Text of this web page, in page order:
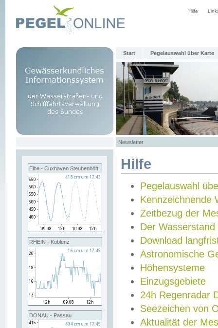
Hilfe
Start Pegelauswahl über Karte
Newsletter
Elbe - Cuxhaven Steubenhöft
RHEIN - Koblenz
DONAU - Passau
Hilfe
Pegelauswahl
Kennzeichnende
Zeitbezug der
Der Wasserstand
Download
Astronomische
Höhensysteme
Einzugsgebiete
24h Regenradar
Seezeichen von
Aktualität der